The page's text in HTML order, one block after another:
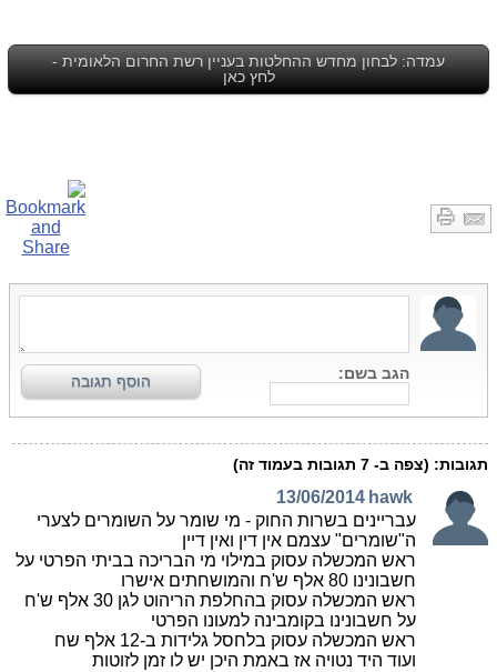
עמדה: לבחון מחדש ההחלטות בעניין רשת החרום הלאומית -
לחץ כאן